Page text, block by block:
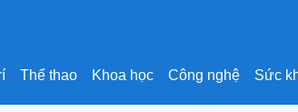
Thể thao Khoa học Công nghệ Sức